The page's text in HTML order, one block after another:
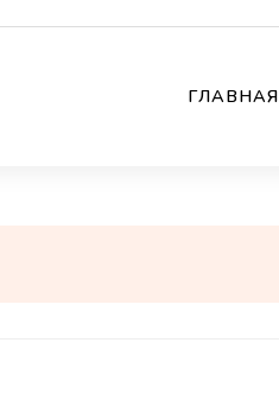
ГЛАВНАЯ